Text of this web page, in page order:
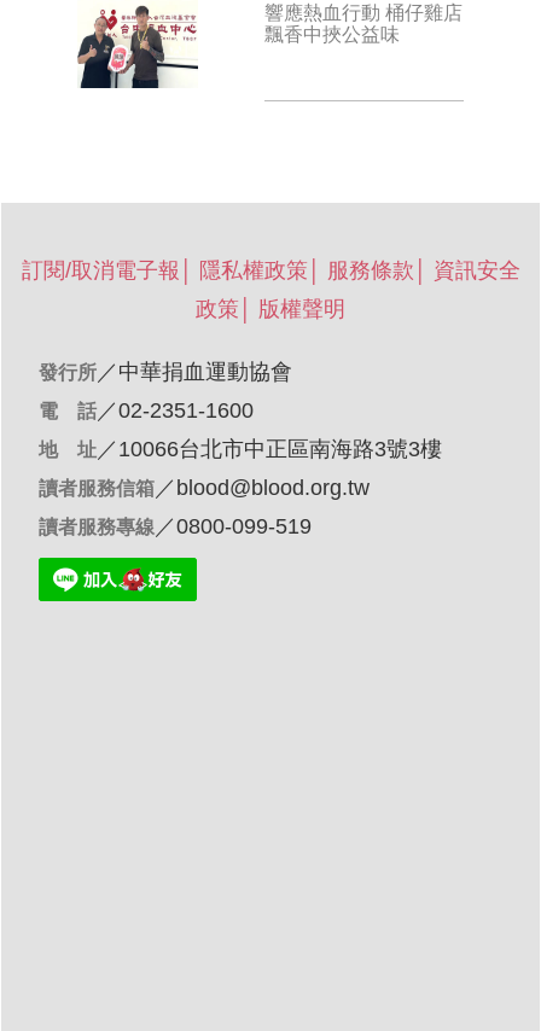
響應熱血行動 桶仔雞店
飄香中挾公益味
訂閱/取消電子報 隱私權政策 服務條款
資訊安全
政策
版權聲明
發行所 ／ 中華捐血運動協會
電 話 ／02-2351-1600
地 址 ／10066台北市中正區南海路3號3樓
讀者服務信箱 ／ blood@blood.org.tw
讀者服務專線 ／0800-099-519